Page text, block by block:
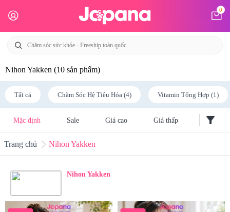
0
Nihon Yakken (10 sản phẩm)
Tất cả Chăm Sóc Hệ Tiêu Hóa (4) Vitamin Tổng Hợp (1)
Mặc định Sale Giá cao Giá thấp filter_alt
Trang chủ Nihon Yakken
Nihon Yakken